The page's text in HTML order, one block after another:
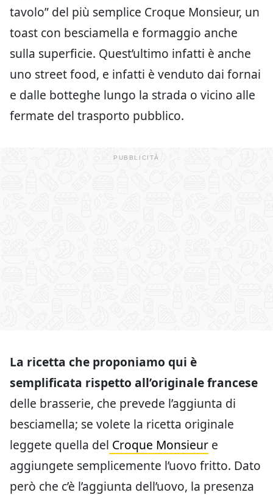
tavolo” del più semplice Croque Monsieur, un
toast con besciamella e formaggio anche
sulla superficie. Quest’ultimo infatti è anche
uno street food, e infatti è venduto dai fornai
e dalle botteghe lungo la strada o vicino alle
fermate del trasporto pubblico.
La ricetta che proponiamo qui è
semplificata rispetto all’originale francese
delle brasserie, che prevede l’aggiunta di
besciamella; se volete la ricetta originale
leggete quella del Croque Monsieur e
aggiungete semplicemente l’uovo fritto. Dato
però che c’è l’aggiunta dell’uovo, la presenza